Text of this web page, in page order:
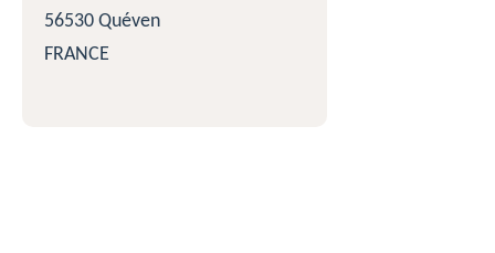
56530 Quéven
FRANCE